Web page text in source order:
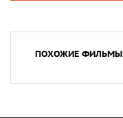
ПОХОЖИЕ ФИЛЬМЫ